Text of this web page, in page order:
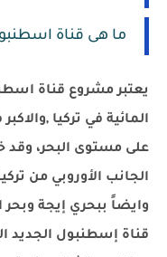
ما هى قناة
يعتبر مشروع قناة
المائية في تركيا
على مستوى البحر، وقد
الجانب الأوروبي من
وايضاً ببحري إيجة
قناة إسطنبول الجديد